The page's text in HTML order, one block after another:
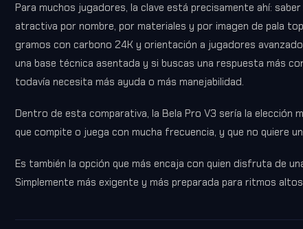
Para muchos jugadores, la clave está precisamente ahí:
atractiva por nombre, por materiales y por imagen de pala
gramos con carbono 24K y orientación a jugadores
una base técnica asentada y si buscas una respuesta más
todavía necesita más ayuda o más manejabilidad.
Dentro de esta comparativa, la Bela Pro V3 sería la elección
que compite o juega con mucha frecuencia, y que no quiere
Es también la opción que más encaja con quien disfruta de
Simplemente más exigente y más preparada para ritmos